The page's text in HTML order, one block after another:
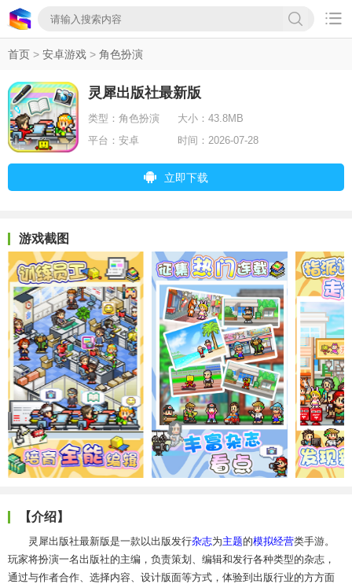

首页 > 安卓游戏 > 角色扮演
灵犀出版社最新版
类型： 角色扮演 大小： 43.8MB
平台： 安卓 时间： 2026-07-28
立即下载
游戏截图
【介绍】
灵犀出版社最新版是一款以出版发行杂志为主题的模拟经营类手游。
玩家将扮演一名出版社的主编，负责策划、编辑和发行各种类型的杂志，
通过与作者合作、选择内容、设计版面等方式，体验到出版行业的方方面